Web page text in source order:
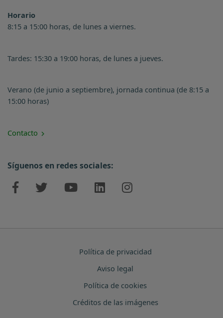
Horario
8:15 a 15:00 horas, de lunes a viernes.
Tardes: 15:30 a 19:00 horas, de lunes a jueves.
Verano (de junio a septiembre), jornada continua (de 8:15 a
15:00 horas)
Contacto
Síguenos en redes sociales:
Política de privacidad
Aviso legal
Política de cookies
Créditos de las imágenes